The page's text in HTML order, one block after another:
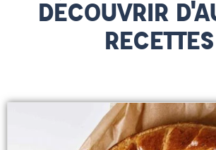
DÉCOUVRIR
RECETTES